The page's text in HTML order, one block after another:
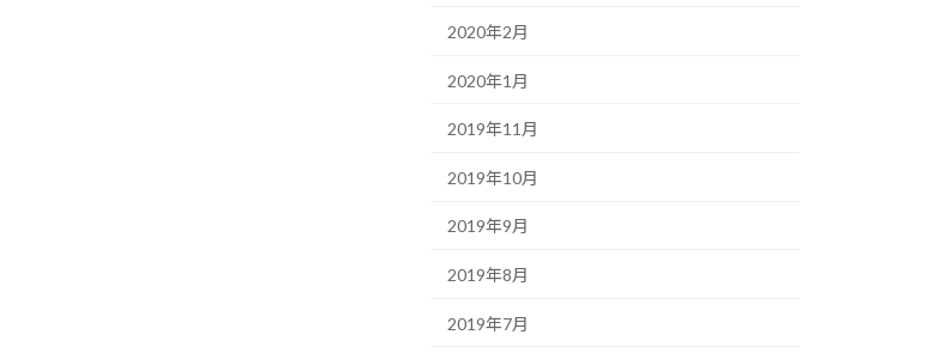
2020年2月
2020年1月
2019年11月
2019年10月
2019年9月
2019年8月
2019年7月